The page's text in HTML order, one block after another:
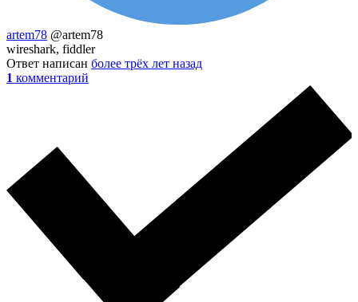
artem78 @artem78
wireshark, fiddler
Ответ написан более трёх лет назад
1 комментарий